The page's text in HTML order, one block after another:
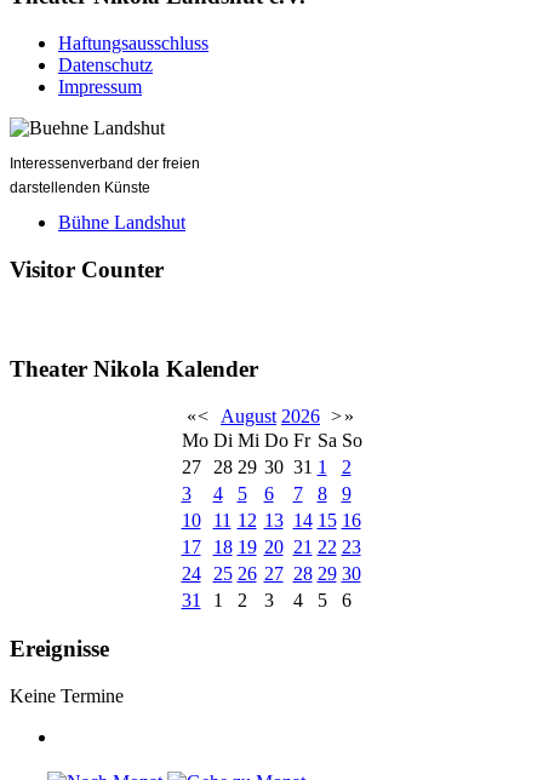
Haftungsausschluss
Datenschutz
Impressum
Interessenverband der freien
darstellenden Künste
Bühne Landshut
Visitor Counter
Theater Nikola Kalender
«< August 2026 >»
Mo Di Mi Do Fr Sa So
27
28 29 30 31 1
2
3
4 5 6 7 8
9
10
11 12 13 14 15 16
17
18 19 20 21 22 23
24
25 26 27 28 29 30
31
1 2 3 4 5 6
Ereignisse
Keine Termine